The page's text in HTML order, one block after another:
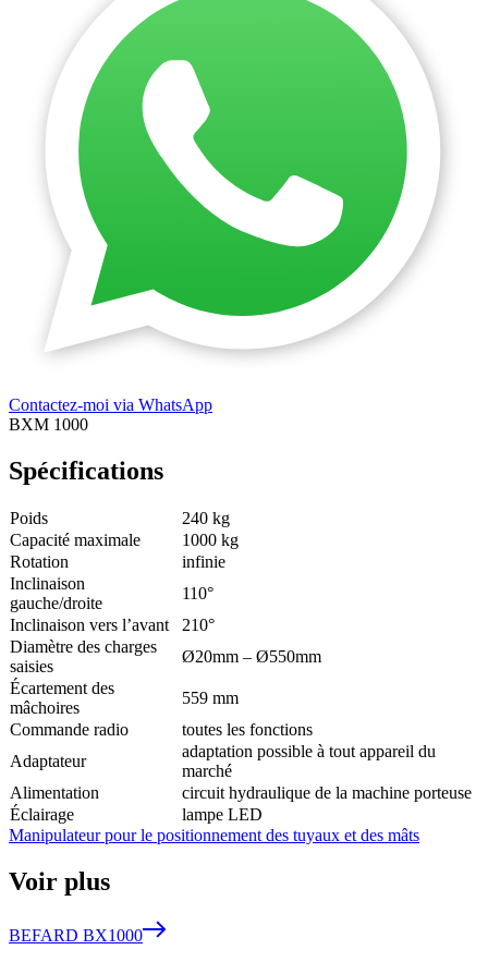
Contactez-moi via WhatsApp
BXM 1000
Spécifications
Poids
240 kg
Capacité maximale
1000 kg
Rotation
infinie
Inclinaison
gauche/droite
110°
Inclinaison vers l’avant
210°
Diamètre des charges
saisies
Ø20mm – Ø550mm
Écartement des
mâchoires
559 mm
Commande radio
toutes les fonctions
Adaptateur
adaptation possible à tout appareil du
marché
Alimentation
circuit hydraulique de la machine porteuse
Éclairage
lampe LED
Manipulateur pour le positionnement des tuyaux et des mâts
Voir plus
BEFARD BX1000